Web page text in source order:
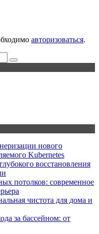
авторизоваться.
нового
Kubernetes
восстановления
потолков: современное
чистота для дома и
за бассейном: от